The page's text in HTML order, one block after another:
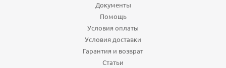
Документы
Помощь
Условия оплаты
Условия доставки
Гарантия и возврат
Статьи